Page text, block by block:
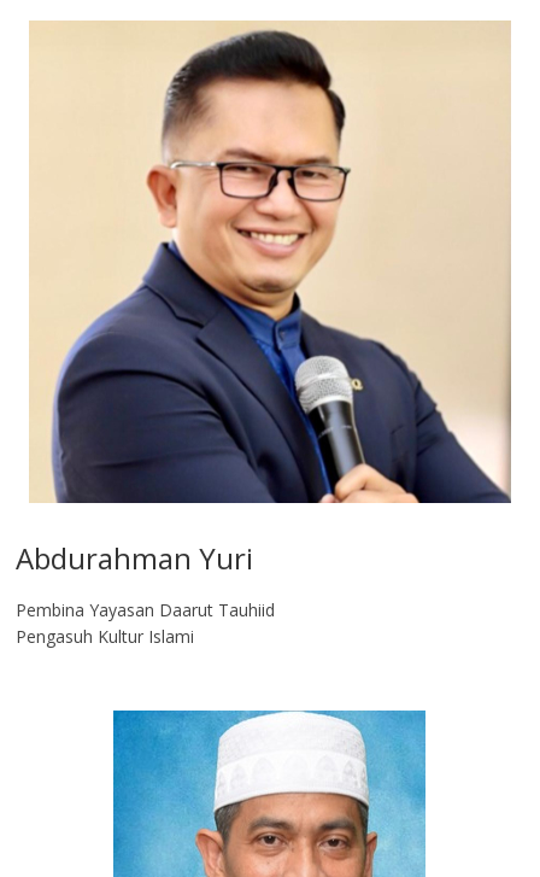
Abdurahman Yuri
Pembina Yayasan Daarut Tauhiid
Pengasuh Kultur Islami